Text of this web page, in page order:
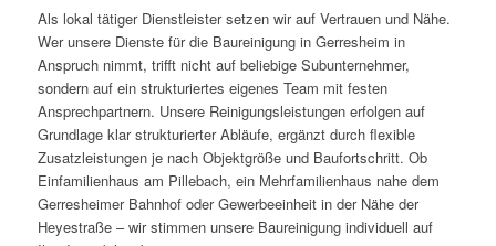
Als lokal tätiger Dienstleister setzen wir auf Vertrauen und Nähe.
Wer unsere Dienste für die Baureinigung in Gerresheim in
Anspruch nimmt, trifft nicht auf beliebige Subunternehmer,
sondern auf ein strukturiertes eigenes Team mit festen
Ansprechpartnern. Unsere Reinigungsleistungen erfolgen auf
Grundlage klar strukturierter Abläufe, ergänzt durch flexible
Zusatzleistungen je nach Objektgröße und Baufortschritt. Ob
Einfamilienhaus am Pillebach, ein Mehrfamilienhaus nahe dem
Gerresheimer Bahnhof oder Gewerbeeinheit in der Nähe der
Heyestraße – wir stimmen unsere Baureinigung individuell auf